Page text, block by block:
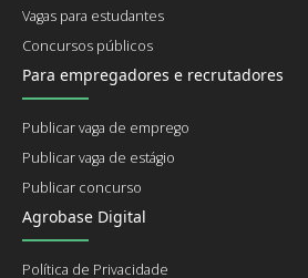
Vagas para estudantes
Concursos públicos
Para empregadores e recrutadores
Publicar vaga de emprego
Publicar vaga de estágio
Publicar concurso
Agrobase Digital
Política de Privacidade